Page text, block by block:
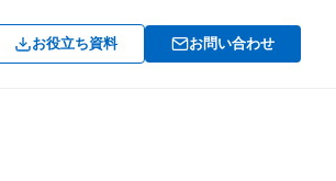
お役立ち資料 お問い合わせ